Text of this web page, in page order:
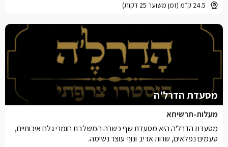
24.5 ק״מ (זמן משוער 25 דקות)
מסעדת הדרל'ה
מעלות-תרשיחא
מסעדת הדרל'ה היא מסעדת שף כשרה המשלבת חומרי גלם איכותיים,
טעמים נפלאים, שרות אדיב ונוף עוצר נשימה.